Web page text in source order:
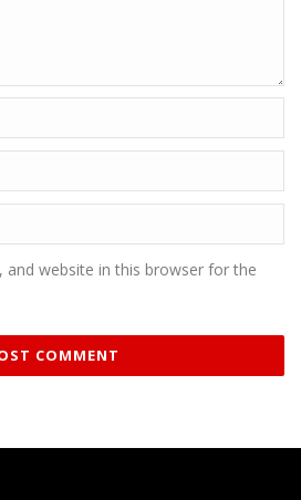
and website in this browser for the